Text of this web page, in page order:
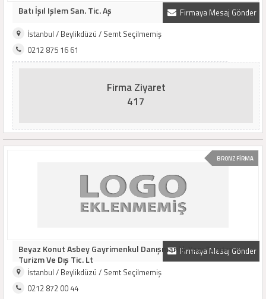
Firmaya Mesaj Gönder
Batı İşıl Işlem San. Tic. Aş
İstanbul / Beylikdüzü / Semt Seçilmemiş
0212 875 16 61
Firma Ziyaret
417
BRONZ FİRMA
Firmaya Mesaj Gönder
Beyaz Konut Asbey Gayrimenkul Danışmanlık Yapı Tanıtım
Turizm Ve Dış Tic. Lt
İstanbul / Beylikdüzü / Semt Seçilmemiş
0212 872 00 44